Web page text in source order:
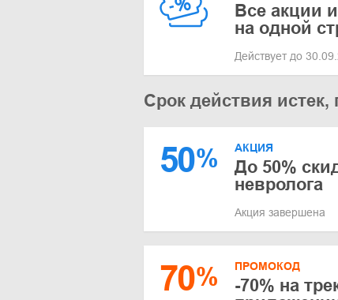
Все акции
на одной
Действует до
Срок действия
50% АКЦИЯ
До 50%
невролога
Акция завершена
70% ПРОМОКОД
-70% на